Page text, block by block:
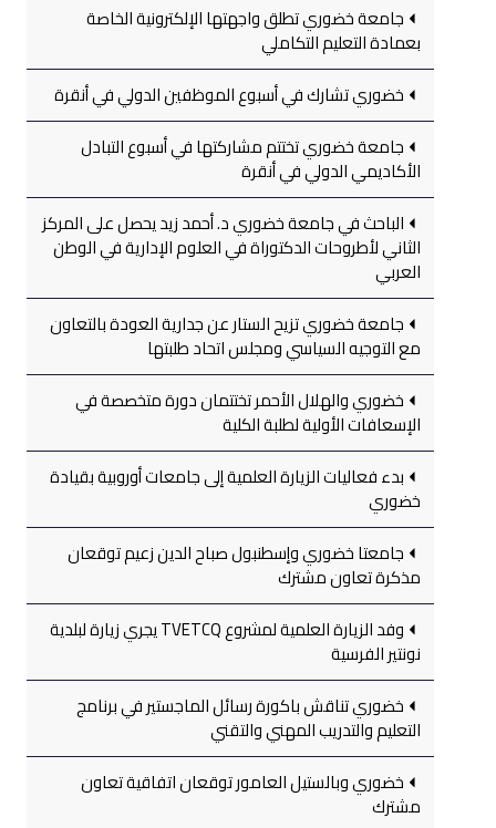
جامعة خضوري تطلق واجهتها الإلكترونية الخاصة
بعمادة التعليم التكاملي
خضوري تشارك في أسبوع الموظفين الدولي في أنقرة
جامعة خضوري تختتم مشاركتها في أسبوع التبادل
الأكاديمي الدولي في أنقرة
الباحث في جامعة خضوري د. أحمد زيد يحصل على المركز
الثاني لأطروحات الدكتوراة في العلوم الإدارية في الوطن
العربي
جامعة خضوري تزيح الستار عن جدارية العودة بالتعاون
مع التوجيه السياسي ومجلس اتحاد طلبتها
خضوري والهلال الأحمر تختتمان دورة متخصصة في
الإسعافات الأولية لطلبة الكلية
بدء فعاليات الزيارة العلمية إلى جامعات أوروبية بقيادة
خضوري
جامعتا خضوري وإسطنبول صباح الدين زعيم توقعان
مذكرة تعاون مشترك
وفد الزيارة العلمية لمشروع TVETCQ يجري زيارة لبلدية
نونتير الفرسية
خضوري تناقش باكورة رسائل الماجستير في برنامج
التعليم والتدريب المهني والتقني
خضوري وبالستيل العامور توقعان اتفاقية تعاون
مشترك